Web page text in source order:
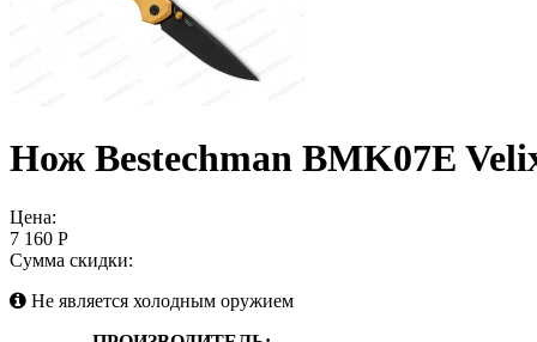
Нож Bestechman BMK07E
Цена:
7 160 Р
Сумма скидки:
Не является холодным оружием